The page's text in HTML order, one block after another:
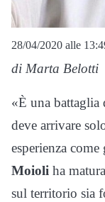
28/04/2020 alle
di Marta Belotti
«È una battaglia
deve arrivare
esperienza
Moioli ha
sul territorio sia